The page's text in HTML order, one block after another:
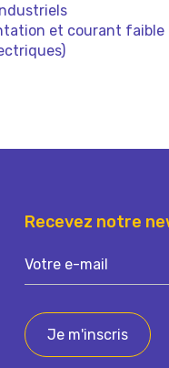
et courant faible
Recevez notre
V
o
e
e